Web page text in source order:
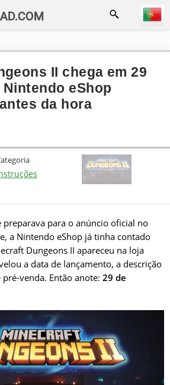
II chega em 29
eShop
da hora
preparava para o anúncio oficial no
a Nintendo eShop já tinha contado
Dungeons II apareceu na loja
a data de lançamento, a descrição
venda. Então anote: 29 de